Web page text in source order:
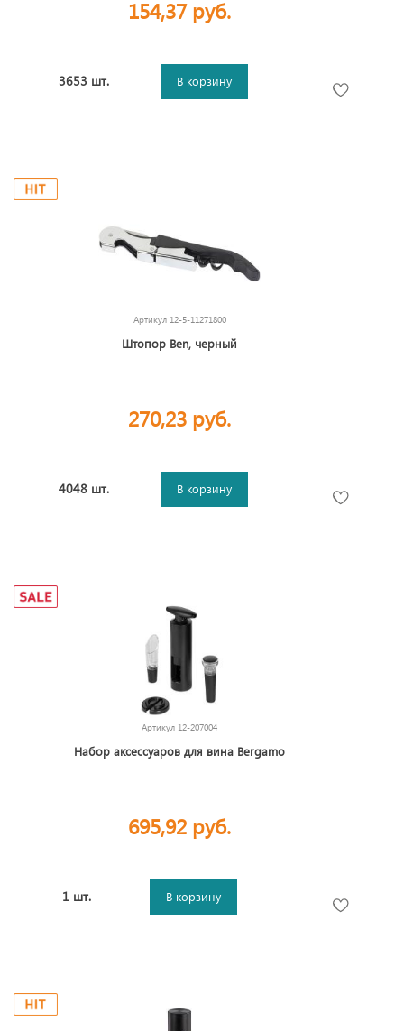
154,37 руб.
3653 шт. В корзину
Артикул 12-5-11271800
Штопор Ben, черный
270,23 руб.
4048 шт. В корзину
Артикул 12-207004
Набор аксессуаров для вина Bergamo
695,92 руб.
1 шт. В корзину